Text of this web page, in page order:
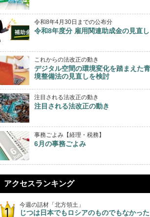
令和8年4月30日までの公布分
令和8年度分 雇用関連助成金の見直し
これからの法改正の動き
デジタル空間の環境変化を踏まえた
境整備法の見直しを検討
注目される法改正の動き
注目される法改正の動き
事務ごよみ【経理・税務】
6月の事務ごよみ
アクセスランキング
今週の話材「北方領土」
じつは日本でもロシアのものでもなかっ